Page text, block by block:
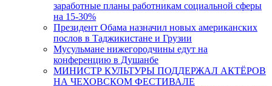
заработные планы работникам социальной сферы
на 15-30%
Президент Обама назначил новых американских
послов в Таджикистане и Грузии
Мусульмане нижегородчины едут на
конференцию в Душанбе
МИНИСТР КУЛЬТУРЫ ПОДДЕРЖАЛ АКТЁРОВ
НА ЧЕХОВСКОМ ФЕСТИВАЛЕ